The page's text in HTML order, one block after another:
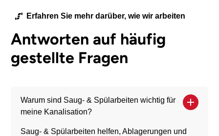
Erfahren Sie mehr darüber, wie wir arbeiten
Antworten auf häufig
gestellte Fragen
Warum sind Saug- & Spülarbeiten wichtig für
meine Kanalisation?
Saug- & Spülarbeiten helfen, Ablagerungen und